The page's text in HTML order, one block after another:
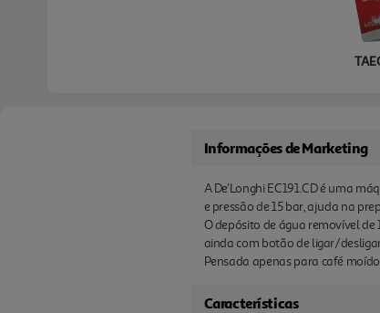
Informações de Marketing
A De'Longhi EC191.CD é uma
e pressão de 15 bar, ajuda na
O depósito de água removível
ainda com botão de ligar/
Pensada apenas para café
Características